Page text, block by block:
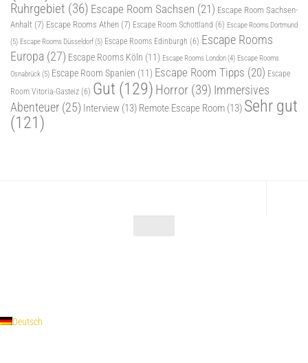
Ruhrgebiet (36) Escape Room Sachsen (21) Escape Room Sachsen-
Anhalt (7) Escape Rooms Athen (7) Escape Room Schottland (6) Escape Rooms Dortmund
(5) Escape Rooms Düsseldorf(5) Escape Rooms Edinburgh (6) Escape Rooms
Europa (27) Escape Rooms Köln (11) Escape Rooms London(4) Escape Rooms
Osnabrück(5) Escape Room Spanien (11) Escape Room Tipps (20) Escape
Room Vitoria-Gasteiz (6) Gut (129) Horror (39) Immersives
Abenteuer (25) Interview (13) Remote Escape Room (13) Sehr gut
(121)
Deutsch